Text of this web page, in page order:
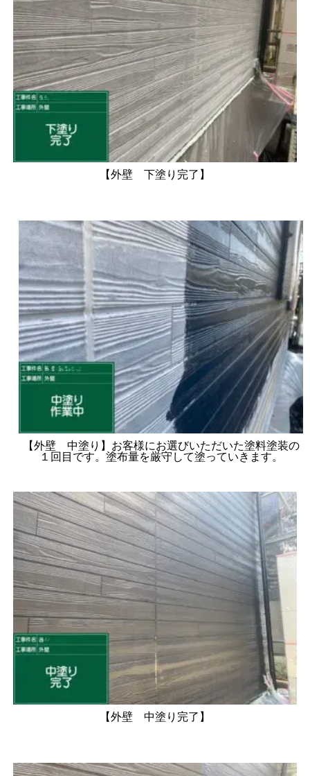
【外壁 下塗り完了】
【外壁 中塗り】お客様にお選びいただいた塗料塗装の
１回目です。塗布量を厳守して塗っていきます。
【外壁 中塗り完了】